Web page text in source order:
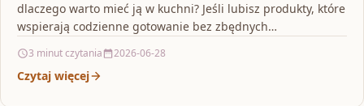
dlaczego warto mieć ją w kuchni? Jeśli lubisz produkty, które
wspierają codzienne gotowanie bez zbędnych
3 minut czytania 2026-06-28
Czytaj więcej